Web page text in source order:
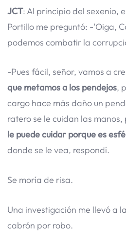
JCT: Al principio del sexenio,
Portillo me preguntó: -‘Oiga,
podemos combatir la
-Pues fácil, señor, vamos a
que metamos a los pendejos,
cargo hace más daño un
ratero se le cuidan las manos,
le puede cuidar porque es
donde se le vea, respondí.
Se moría de risa.
Una investigación me llevó a
cabrón por robo.